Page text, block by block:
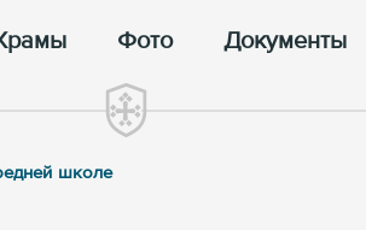
Фото Документы
школе